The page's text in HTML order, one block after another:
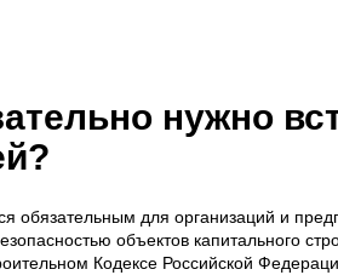
нужно
обязательным для организаций и
объектов капитального
Кодексе Российской